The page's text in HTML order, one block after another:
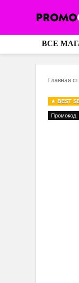
ВСЕ
Главная
BEST
Промокод